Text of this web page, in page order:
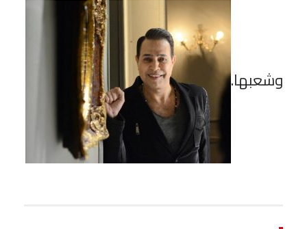
وشعبها.